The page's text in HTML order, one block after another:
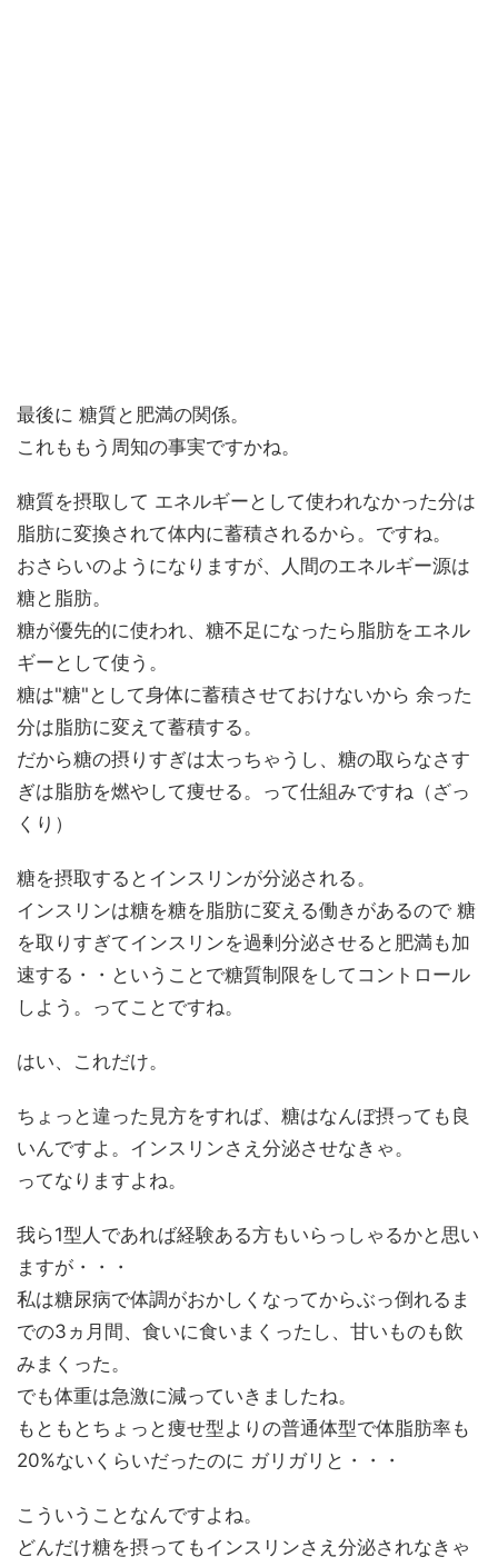
最後に 糖質と肥満の関係。
これももう周知の事実ですかね。
糖質を摂取して エネルギーとして使われなかった分は
脂肪に変換されて体内に蓄積されるから。ですね。
おさらいのようになりますが、人間のエネルギー源は
糖と脂肪。
糖が優先的に使われ、糖不足になったら脂肪をエネル
ギーとして使う。
糖は"糖"として身体に蓄積させておけないから 余った
分は脂肪に変えて蓄積する。
だから糖の摂りすぎは太っちゃうし、糖の取らなさす
ぎは脂肪を燃やして痩せる。って仕組みですね（ざっ
くり）
糖を摂取するとインスリンが分泌される。
インスリンは糖を糖を脂肪に変える働きがあるので 糖
を取りすぎてインスリンを過剰分泌させると肥満も加
速する・・ということで糖質制限をしてコントロール
しよう。ってことですね。
はい、これだけ。
ちょっと違った見方をすれば、糖はなんぼ摂っても良
いんですよ。インスリンさえ分泌させなきゃ。
ってなりますよね。
我ら1型人であれば経験ある方もいらっしゃるかと思い
ますが・・・
私は糖尿病で体調がおかしくなってからぶっ倒れるま
での3ヵ月間、食いに食いまくったし、甘いものも飲
みまくった。
でも体重は急激に減っていきましたね。
もともとちょっと痩せ型よりの普通体型で体脂肪率も
20%ないくらいだったのに ガリガリと・・・
こういうことなんですよね。
どんだけ糖を摂ってもインスリンさえ分泌されなきゃ